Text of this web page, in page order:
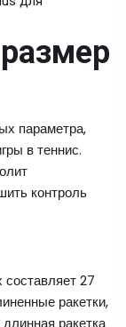
параметра,
в теннис.
контроль
27
ракетки,
ракетка